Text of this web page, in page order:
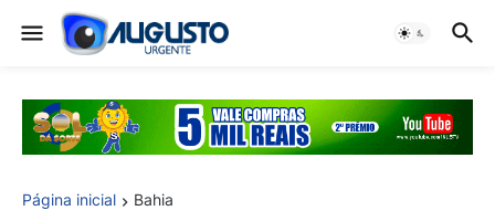
Página inicial Bahia